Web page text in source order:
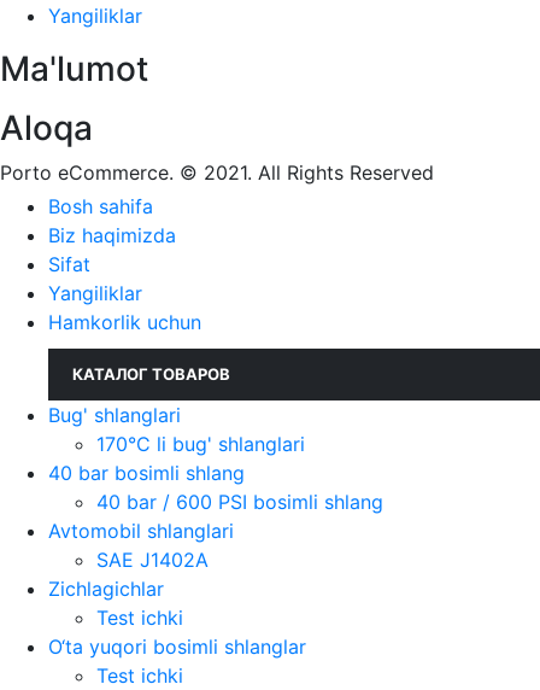
Yangiliklar
Ma'lumot
Aloqa
Porto eCommerce. © 2021. All Rights Reserved
Bosh sahifa
Biz haqimizda
Sifat
Yangiliklar
Hamkorlik uchun
КАТАЛОГ ТОВАРОВ
Bug' shlanglari
170°C li bug' shlanglari
40 bar bosimli shlang
40 bar / 600 PSI bosimli shlang
Avtomobil shlanglari
SAE J1402A
Zichlagichlar
Test ichki
O‘ta yuqori bosimli shlanglar
Test ichki